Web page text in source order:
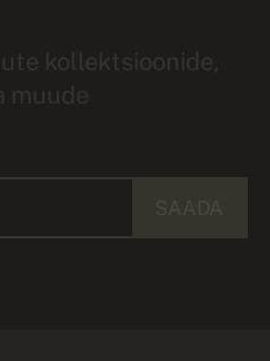
kollektsioonide,
muude